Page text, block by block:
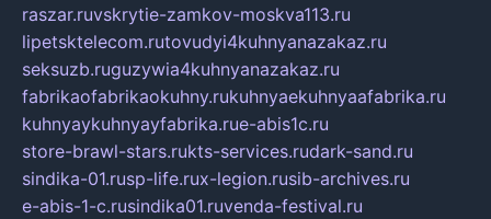
raszar.ruvskrytie-zamkov-moskva113.ru
lipetsktelecom.rutovudyi4kuhnyanazakaz.ru
seksuzb.ruguzywia4kuhnyanazakaz.ru
fabrikaofabrikaokuhny.rukuhnyaekuhnyaafabrika.ru
kuhnyaykuhnyayfabrika.rue-abis1c.ru
store-brawl-stars.rukts-services.rudark-sand.ru
sindika-01.rusp-life.rux-legion.rusib-archives.ru
e-abis-1-c.rusindika01.ruvenda-festival.ru